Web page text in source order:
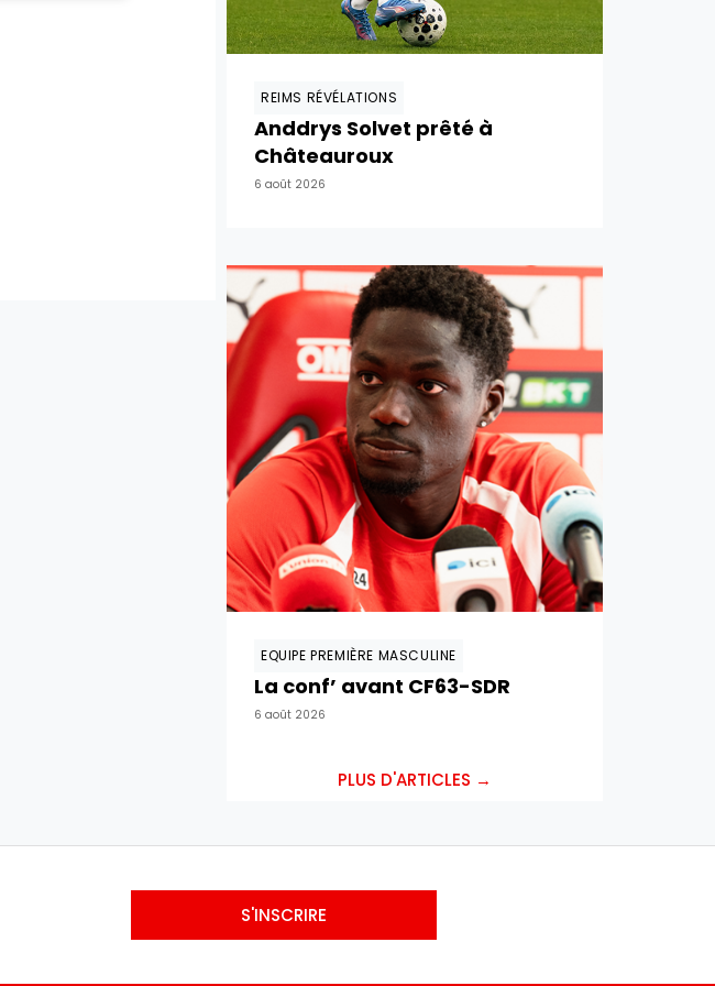
REIMS RÉVÉLATIONS
Anddrys Solvet prêté à
Châteauroux
6 août 2026
EQUIPE PREMIÈRE MASCULINE
La conf’ avant CF63-SDR
6 août 2026
PLUS D'ARTICLES →
S'INSCRIRE